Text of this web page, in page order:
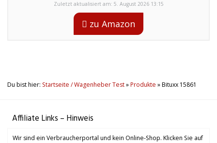
Zuletzt aktualisiert am: 5. August 2026 13:15
zu Amazon
Du bist hier: Startseite / Wagenheber Test»Produkte »Bituxx 15861
Affiliate Links – Hinweis
Wir sind ein Verbraucherportal und kein Online-Shop. Klicken Sie auf